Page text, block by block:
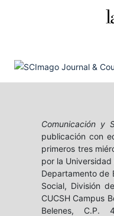
Comunicación y
publicación con
primeros tres
por la
Departamento de
Social, División
CUCSH Campus
Belenes, C.P.